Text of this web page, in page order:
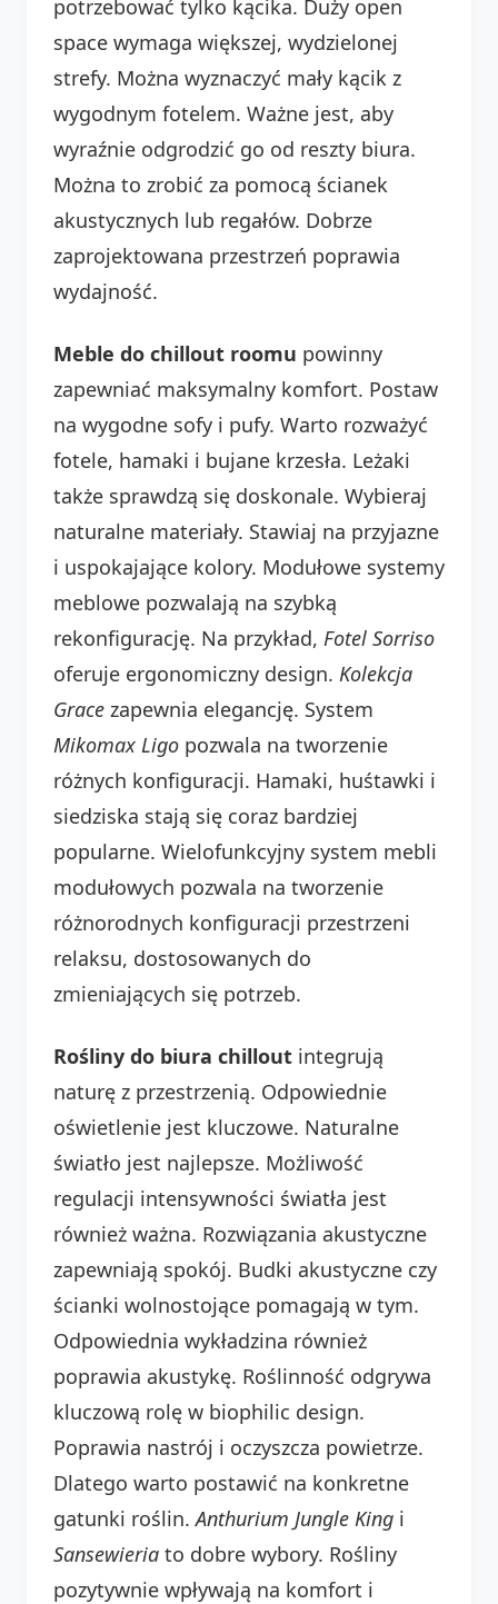
potrzebować tylko kącika. Duży open
space wymaga większej, wydzielonej
strefy. Można wyznaczyć mały kącik z
wygodnym fotelem. Ważne jest, aby
wyraźnie odgrodzić go od reszty biura.
Można to zrobić za pomocą ścianek
akustycznych lub regałów. Dobrze
zaprojektowana przestrzeń poprawia
wydajność.
Meble do chillout roomu powinny
zapewniać maksymalny komfort. Postaw
na wygodne sofy i pufy. Warto rozważyć
fotele, hamaki i bujane krzesła. Leżaki
także sprawdzą się doskonale. Wybieraj
naturalne materiały. Stawiaj na przyjazne
i uspokajające kolory. Modułowe systemy
meblowe pozwalają na szybką
rekonfigurację. Na przykład, Fotel Sorriso
oferuje ergonomiczny design. Kolekcja
Grace zapewnia elegancję. System
Mikomax Ligo pozwala na tworzenie
różnych konfiguracji. Hamaki, huśtawki i
siedziska stają się coraz bardziej
popularne. Wielofunkcyjny system mebli
modułowych pozwala na tworzenie
różnorodnych konfiguracji przestrzeni
relaksu, dostosowanych do
zmieniających się potrzeb.
Rośliny do biura chillout integrują
naturę z przestrzenią. Odpowiednie
oświetlenie jest kluczowe. Naturalne
światło jest najlepsze. Możliwość
regulacji intensywności światła jest
również ważna. Rozwiązania akustyczne
zapewniają spokój. Budki akustyczne czy
ścianki wolnostojące pomagają w tym.
Odpowiednia wykładzina również
poprawia akustykę. Roślinność odgrywa
kluczową rolę w biophilic design.
Poprawia nastrój i oczyszcza powietrze.
Dlatego warto postawić na konkretne
gatunki roślin.Anthurium Jungle King i
Sansewieria to dobre wybory. Rośliny
pozytywnie wpływają na komfort i